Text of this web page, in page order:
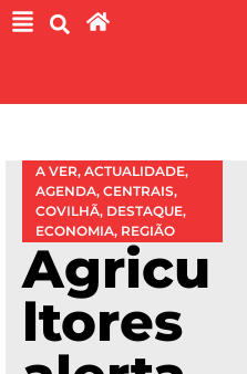
A VER, ACTUALIDADE,
AGENDA, CENTRAIS,
COVILHÃ, DESTAQUE,
ECONOMIA, REGIÃO
Agricu
ltores